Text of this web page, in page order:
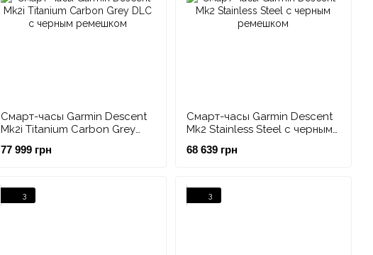
Смарт-часы Garmin Descent
Mk2i Titanium Carbon Grey
77 999 грн
Смарт-часы Garmin Descent
Mk2 Stainless Steel с черным
68 639 грн
3 3